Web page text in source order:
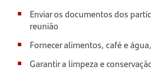
Enviar os documentos dos
reunião
Fornecer alimentos, café e
Garantir a limpeza e